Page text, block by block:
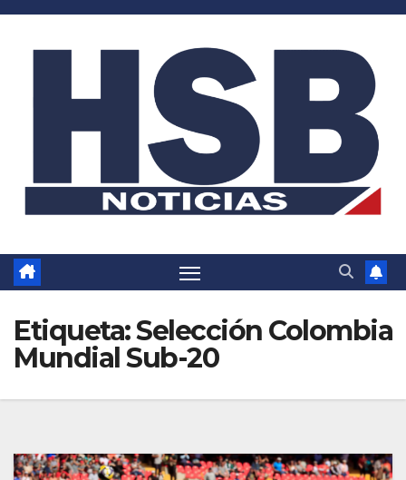
Saltar
Etiqueta:Selección Colombia
Mundial Sub-20